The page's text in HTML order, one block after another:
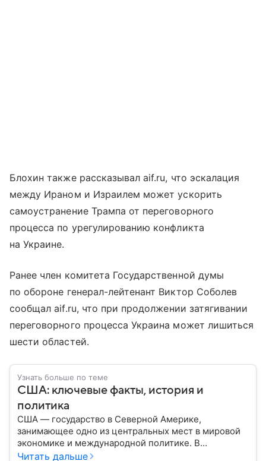
Блохин также рассказывал aif.ru, что эскалация
между Ираном и Израилем может ускорить
самоустранение Трампа от переговорного
процесса по урегулированию конфликта
на Украине.
Ранее член комитета Государственной думы
по обороне генерал-лейтенант Виктор Соболев
сообщал aif.ru, что при продолжении затягивании
переговорного процесса Украина может лишиться
шести областей.
Узнать больше по теме
США: ключевые факты, история и
политика
США — государство в Северной Америке,
занимающее одно из центральных мест в мировой
экономике и международной политике. В
материале — основные сведения об этой стране.
Читать дальше